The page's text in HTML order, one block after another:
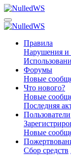
Правила
Нарушения и
Форумы
Новые
Что нового?
Новые
Последняя
Пользователи
Новые
Сбор средств